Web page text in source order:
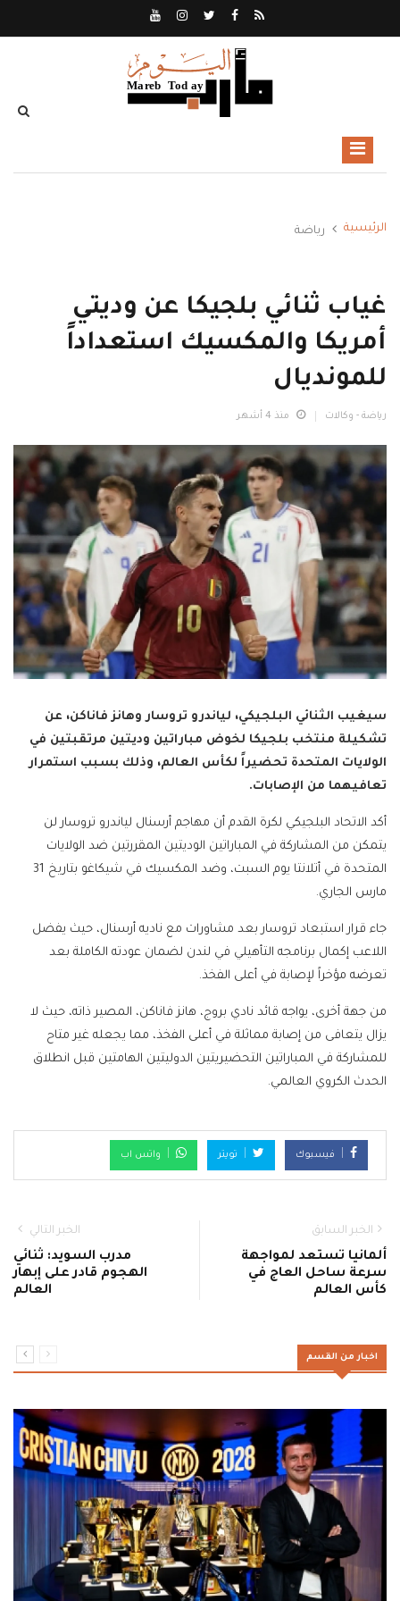
الرئيسية رياضة
غياب ثنائي بلجيكا عن وديتي
أمريكا والمكسيك استعداداً
للمونديال
رياضة - وكالات منذ 4 أشهر
سيغيب الثنائي البلجيكي، لياندرو تروسار وهانز فاناكن، عن
تشكيلة منتخب بلجيكا لخوض مباراتين وديتين مرتقبتين في
الولايات المتحدة تحضيراً لكأس العالم، وذلك بسبب استمرار
تعافيهما من الإصابات.
أكد الاتحاد البلجيكي لكرة القدم أن مهاجم أرسنال لياندرو تروسار لن
يتمكن من المشاركة في المباراتين الوديتين المقررتين ضد الولايات
المتحدة في أتلانتا يوم السبت، وضد المكسيك في شيكاغو بتاريخ 31
مارس الجاري.
جاء قرار استبعاد تروسار بعد مشاورات مع ناديه أرسنال، حيث يفضل
اللاعب إكمال برنامجه التأهيلي في لندن لضمان عودته الكاملة بعد
تعرضه مؤخراً لإصابة في أعلى الفخذ.
من جهة أخرى، يواجه قائد نادي بروج، هانز فاناكن، المصير ذاته، حيث لا
يزال يتعافى من إصابة مماثلة في أعلى الفخذ، مما يجعله غير متاح
للمشاركة في المباراتين التحضيريتين الدوليتين الهامتين قبل انطلاق
الحدث الكروي العالمي.
فيسبوك تويتر واتس اب
الخبر السابق
ألمانيا تستعد لمواجهة
سرعة ساحل العاج في
كأس العالم
الخبر التالي
مدرب السويد: ثنائي
الهجوم قادر على إبهار
العالم
اخبار من القسم